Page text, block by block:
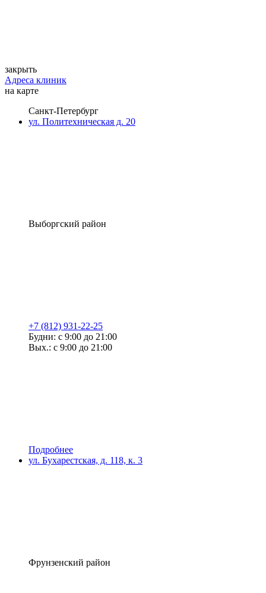
закрыть
Адреса клиник
на карте
Санкт-Петербург
ул. Политехническая д. 20
Выборгский район
+7 (812) 931-22-25
Будни: с 9:00 до 21:00
Вых.: с 9:00 до 21:00
Подробнее
ул. Бухарестская, д. 118, к. 3
Фрунзенский район